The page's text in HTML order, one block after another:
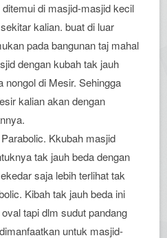
di masjid-masjid kecil
kalian. buat di luar
pada bangunan taj mahal
dengan kubah tak jauh
nongol di Mesir. Sehingga
kalian akan dengan
Kkubah masjid
tak jauh beda dengan
saja lebih terlihat tak
Kibah tak jauh beda ini
tapi dlm sudut pandang
untuk masjid-